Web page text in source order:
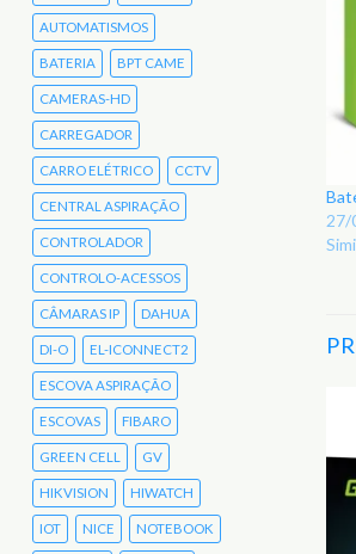
AUTOMATISMOS
BATERIA BPT CAME
CAMERAS-HD
CARREGADOR
CARRO ELÉTRICO CCTV
CENTRAL ASPIRAÇÃO
CONTROLADOR
CONTROLO-ACESSOS
CÂMARAS IP DAHUA
DI-O EL-ICONNECT2
ESCOVA ASPIRAÇÃO
ESCOVAS FIBARO
GREEN CELL GV
HIKVISION HIWATCH
IOT NICE NOTEBOOK
27/